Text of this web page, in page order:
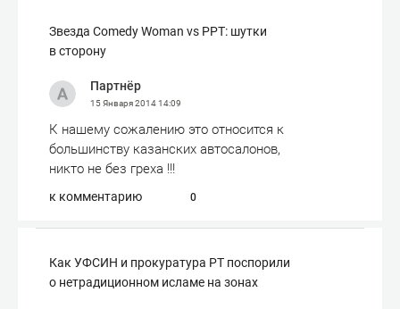
Звезда Comedy Woman vs РРТ: шутки
в сторону
Партнёр
15 Января 201414:09
К нашему сожалению это относится к
большинству казанских автосалонов,
никто не без греха !!!
к комментарию 0
Как УФСИН и прокуратура РТ поспорили
о нетрадиционном исламе на зонах